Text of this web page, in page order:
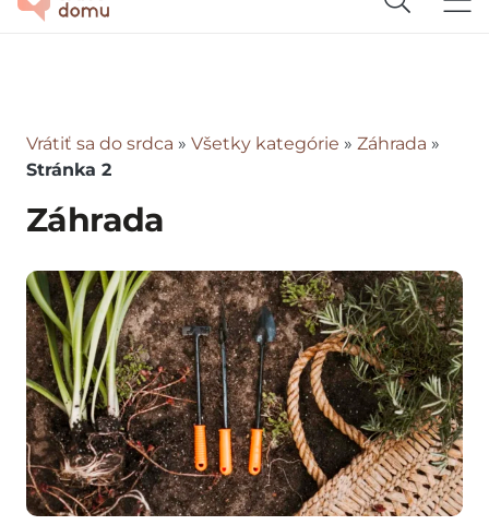
Vrátiť sa do srdca » Všetky kategórie » Záhrada »
Stránka 2
Záhrada